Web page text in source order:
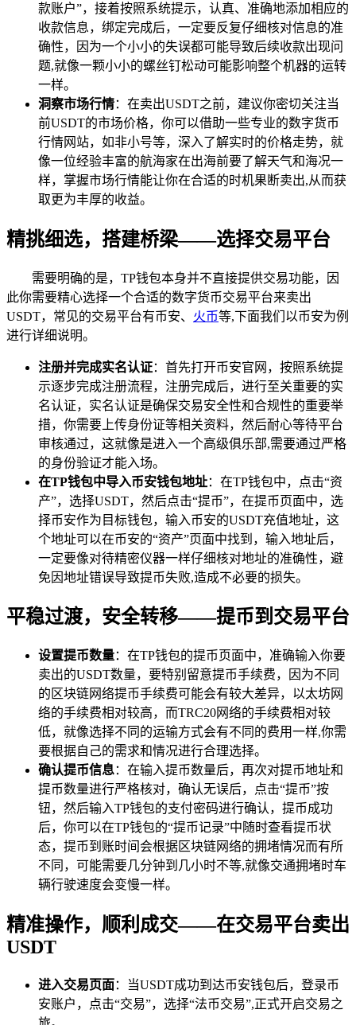
款账户”，接着按照系统提示，认真、准确地添加相应的
收款信息，绑定完成后，一定要反复仔细核对信息的准
确性，因为一个小小的失误都可能导致后续收款出现问
题,就像一颗小小的螺丝钉松动可能影响整个机器的运转
一样。
洞察市场行情：在卖出USDT之前，建议你密切关注当
前USDT的市场价格，你可以借助一些专业的数字货币
行情网站，如非小号等，深入了解实时的价格走势，就
像一位经验丰富的航海家在出海前要了解天气和海况一
样，掌握市场行情能让你在合适的时机果断卖出,从而获
取更为丰厚的收益。
精挑细选，搭建桥梁——选择交易平台
需要明确的是，TP钱包本身并不直接提供交易功能，因
此你需要精心选择一个合适的数字货币交易平台来卖出
USDT，常见的交易平台有币安、 火币等,下面我们以币安为例
进行详细说明。
注册并完成实名认证：首先打开币安官网，按照系统提
示逐步完成注册流程，注册完成后，进行至关重要的实
名认证，实名认证是确保交易安全性和合规性的重要举
措，你需要上传身份证等相关资料，然后耐心等待平台
审核通过，这就像是进入一个高级俱乐部,需要通过严格
的身份验证才能入场。
在TP钱包中导入币安钱包地址：在TP钱包中，点击“资
产”，选择USDT，然后点击“提币”，在提币页面中，选
择币安作为目标钱包，输入币安的USDT充值地址，这
个地址可以在币安的“资产”页面中找到，输入地址后，
一定要像对待精密仪器一样仔细核对地址的准确性，避
免因地址错误导致提币失败,造成不必要的损失。
平稳过渡，安全转移——提币到交易平台
设置提币数量：在TP钱包的提币页面中，准确输入你要
卖出的USDT数量，要特别留意提币手续费，因为不同
的区块链网络提币手续费可能会有较大差异，以太坊网
络的手续费相对较高，而TRC20网络的手续费相对较
低，就像选择不同的运输方式会有不同的费用一样,你需
要根据自己的需求和情况进行合理选择。
确认提币信息：在输入提币数量后，再次对提币地址和
提币数量进行严格核对，确认无误后，点击“提币”按
钮，然后输入TP钱包的支付密码进行确认，提币成功
后，你可以在TP钱包的“提币记录”中随时查看提币状
态，提币到账时间会根据区块链网络的拥堵情况而有所
不同，可能需要几分钟到几小时不等,就像交通拥堵时车
辆行驶速度会变慢一样。
精准操作，顺利成交——在交易平台卖出
USDT
进入交易页面：当USDT成功到达币安钱包后，登录币
安账户，点击“交易”，选择“法币交易”,正式开启交易之